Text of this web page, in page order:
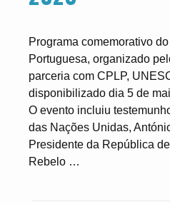
Programa comemorativo
Portuguesa, organizado
parceria com CPLP,
disponibilizado dia 5 de
O evento incluiu
das Nações Unidas,
Presidente da República
Rebelo …